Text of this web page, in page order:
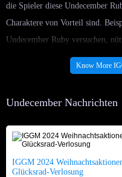
die Spieler diese Undecember
Charaktere von Vorteil sind.
Undecember Ruby versuchen,
mächtige Waffen und
kaufen. Und da UNDECEMBER
Ruby ausgeben, um die
Wie bekomme ich
UNDECEMBER bietet eine
Know More
Undecember Nachrichten
IGGM 2024
Glücksrad-Verlosung